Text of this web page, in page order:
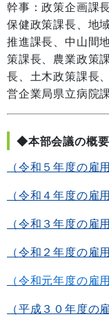
幹事：政策企画課
保健政策課長、地
推進課長、中山間
策課長、農業政策
長、土木政策課長
営企業局県立病院
◆本部会議の概要
（令和５年度の雇
（令和４年度の雇
（令和３年度の雇
（令和２年度の雇
（令和元年度の雇
（平成３０年度の